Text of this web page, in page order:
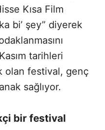
Kısa Film
bi’ şey” diyerek
tarihleri
olan festival, genç
sağlıyor.
bir festival